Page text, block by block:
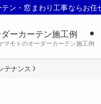
ン・窓まわり工事ならお任
ーカーテン施工例
マモトのオーダーカーテン施工例
テナンス